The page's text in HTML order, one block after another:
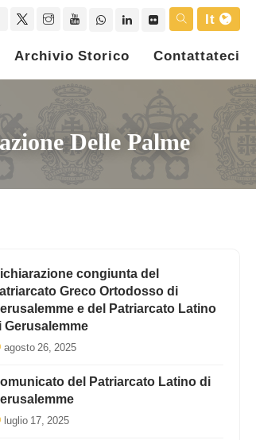
It
Archivio Storico Contattateci
Delle Palme
congiunta del
Greco Ortodosso di
e del Patriarcato Latino
agosto 26, 2025
del Patriarcato Latino di
luglio 17, 2025